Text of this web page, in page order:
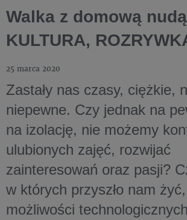
Walka z domową
KULTURA,
25 marca 2020
Zastały nas czasy, ciężkie,
niepewne. Czy jednak na
na izolację, nie możemy
ulubionych zajęć, rozwijać
zainteresowań oraz pasji?
w których przyszło nam
możliwości